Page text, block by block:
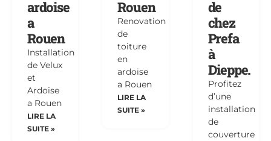
ardoise
a
Rouen
Installation
de Velux
et
Ardoise
a Rouen
LIRE LA
SUITE »
Rouen
Renovation
de
toiture
en
ardoise
a Rouen
LIRE LA
SUITE »
de
chez
Prefa
à
Dieppe.
Profitez
d’une
installation
de
couverture